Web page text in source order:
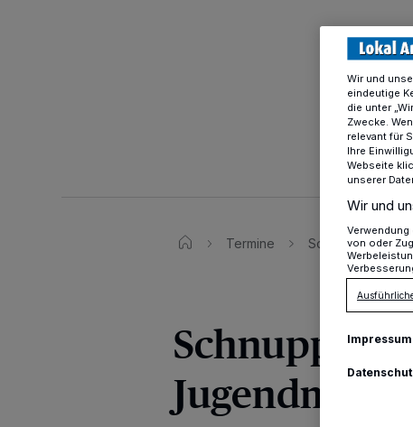
Termine
Wir und
eindeutige
die unter
Zwecke.
relevant für
Ihre
Webseite
unserer
Wir und
Verwendung
von oder
Impressum